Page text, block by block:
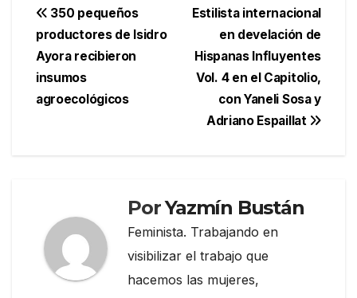
Navegación
de
entradas
Estilista internacional
en develación de
Hispanas Influyentes
Vol. 4 en el Capitolio,
con Yaneli Sosa y
Adriano Espaillat
350 pequeños
productores de Isidro
Ayora recibieron
insumos
agroecológicos
PorYazmín Bustán
Feminista. Trabajando en
visibilizar el trabajo que
hacemos las mujeres,